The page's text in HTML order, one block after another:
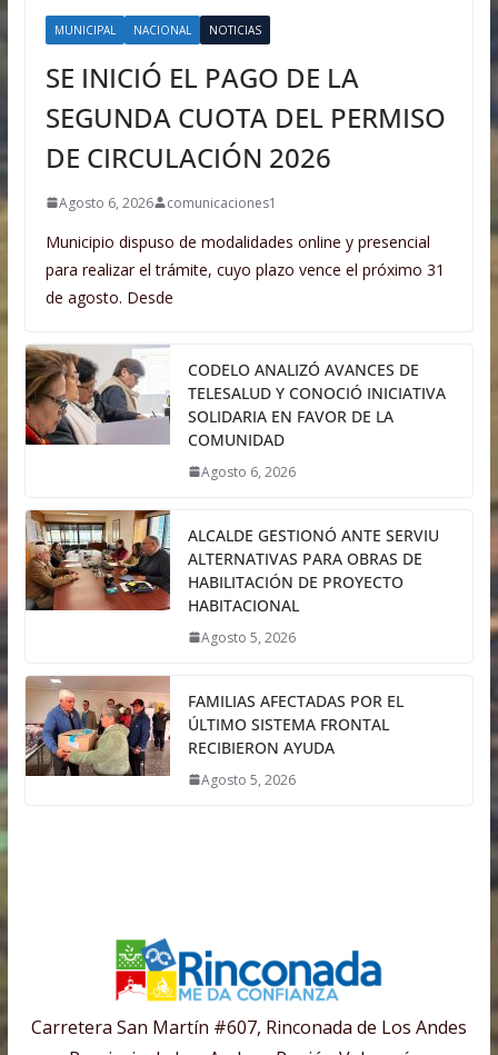
MUNICIPAL NACIONAL NOTICIAS
SE INICIÓ EL PAGO DE LA
SEGUNDA CUOTA DEL PERMISO
DE CIRCULACIÓN 2026
Agosto 6, 2026 comunicaciones1
Municipio dispuso de modalidades online y presencial
para realizar el trámite, cuyo plazo vence el próximo 31
de agosto. Desde
CODELO ANALIZÓ AVANCES DE
TELESALUD Y CONOCIÓ INICIATIVA
SOLIDARIA EN FAVOR DE LA
COMUNIDAD
Agosto 6, 2026
ALCALDE GESTIONÓ ANTE SERVIU
ALTERNATIVAS PARA OBRAS DE
HABILITACIÓN DE PROYECTO
HABITACIONAL
Agosto 5, 2026
FAMILIAS AFECTADAS POR EL
ÚLTIMO SISTEMA FRONTAL
RECIBIERON AYUDA
Agosto 5, 2026
Carretera San Martín #607, Rinconada de Los Andes